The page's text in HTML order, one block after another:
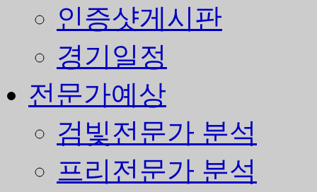
인증샷게시판
경기일정
전문가예상
검빛전문가 분석
프리전문가 분석